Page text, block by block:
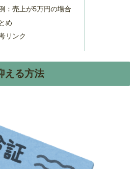
：売上が5万円の場合
め
リンク
える方法